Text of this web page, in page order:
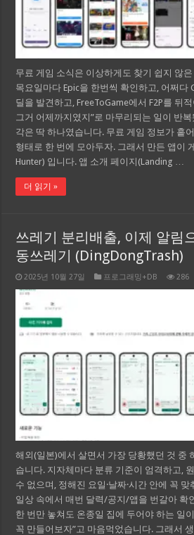
무료 게임 소식은 이상하게도 찾기 쉽지 않
목요일마다 Epic을 한번씩 확인하고, 어쩌다
딜을 발견하고, FreeToGame에서 F2P를 뒤
그거 어제까지였지”로 마무리되는 일이 반
각은 딱 하나였습니다. 무료 게임 정보가 흩
형태로 한 번에 모아두자. 그래서 만든 앱이
Hunter) 입니다. 앱 소개 페이지(Landing …
더 읽기 »
쓰레기 분리배출, 이제 알림
동쓰레기 (DingDongTrash)
2025년 10월 27일 프로그래밍+DB 286
해외(일본)에서 살면서 가장 당황했던 것 중
습니다. 지자체마다 분류 기준이 엄격하고,
수 없으며, 정해진 요일·날짜·시간 안에 꼭
일상 속에서 매번 달력/공지/앱을 번갈아 확
한 번만 놓쳐도 온종일 집에 두어야 하는 일
꼭 만들어보자”고 마음먹었습니다. 그래서